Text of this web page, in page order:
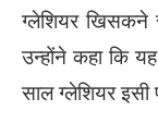
ग्लेशियर खिसकने
उन्होंने कहा कि
साल ग्लेशियर